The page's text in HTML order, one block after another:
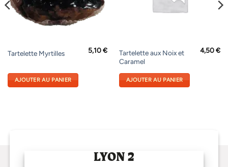
Tartelette Myrtilles 5,10€
AJOUTER AU PANIER
Tartelette aux Noix et
Caramel
4,50€
AJOUTER AU PANIER
LYON 2